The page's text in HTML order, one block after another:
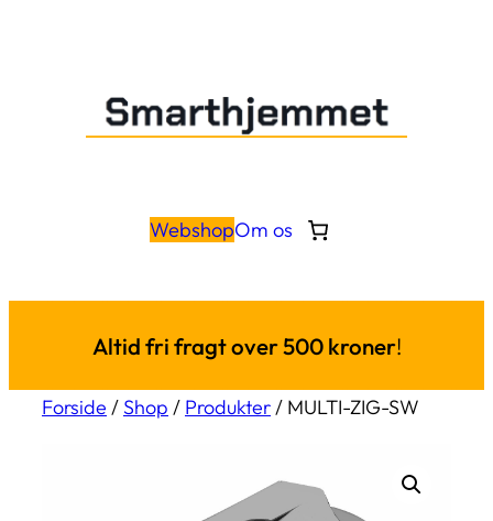
WebshopOm os
Altid fri fragt over 500 kroner!
Forside / Shop / Produkter/ MULTI-ZIG-SW